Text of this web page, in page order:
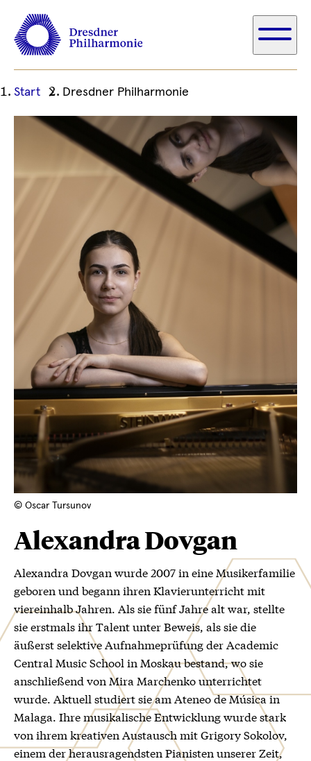
Ihre
Position
Start Dresdner Philharmonie
© Oscar Tursunov
Alexandra Dovgan
Alexandra Dovgan wurde 2007 in eine Musikerfamilie
geboren und begann ihren Klavierunterricht mit
viereinhalb Jahren. Als sie fünf Jahre alt war, stellte
sie erstmals ihr Talent unter Beweis, als sie die
äußerst selektive Aufnahmeprüfung der Academic
Central Music School in Moskau bestand, wo sie
anschließend von Mira Marchenko unterrichtet
wurde. Aktuell studiert sie am Ateneo de Música in
Malaga. Ihre musikalische Entwicklung wurde stark
von ihrem kreativen Austausch mit Grigory Sokolov,
einem der herausragendsten Pianisten unserer Zeit,